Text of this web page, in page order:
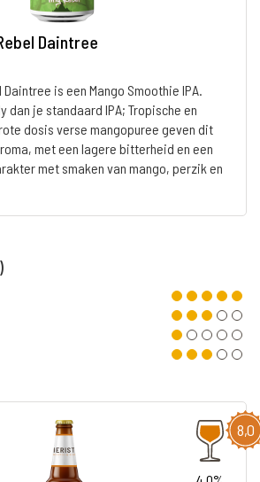
Daintree
Daintree is een Mango Smoothie IPA.
dan je standaard IPA; Tropische en
dosis verse mangopuree geven dit
met een lagere bitterheid en een
met smaken van mango, perzik en
8,0